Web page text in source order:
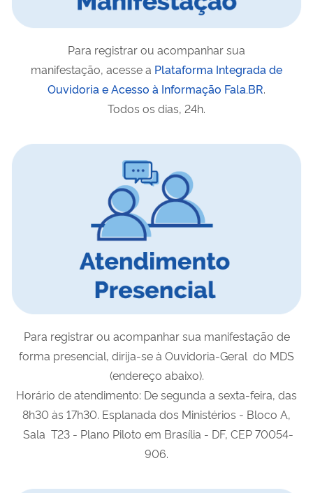
Para registrar ou acompanhar sua
manifestação, acesse a Plataforma Integrada de
Ouvidoria e Acesso à Informação Fala.BR.
Todos os dias, 24h.
Para registrar ou acompanhar sua manifestação de
forma presencial, dirija-se à Ouvidoria-Geral do MDS
(endereço abaixo).
Horário de atendimento: De segunda a sexta-feira, das
8h30 às 17h30. Esplanada dos Ministérios - Bloco A,
Sala T23 - Plano Piloto em Brasília - DF, CEP 70054-
906.